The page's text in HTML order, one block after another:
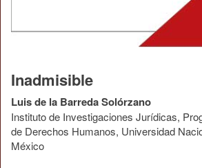
Inadmisible
Luis de la Barreda Solórzano
Instituto de Investigaciones Jurídicas,
de Derechos Humanos, Universidad
México